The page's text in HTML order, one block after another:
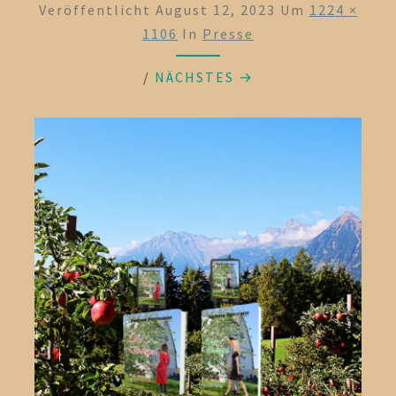
Veröffentlicht August 12, 2023 Um 1224 ×
1106 In Presse
/ NÄCHSTES →